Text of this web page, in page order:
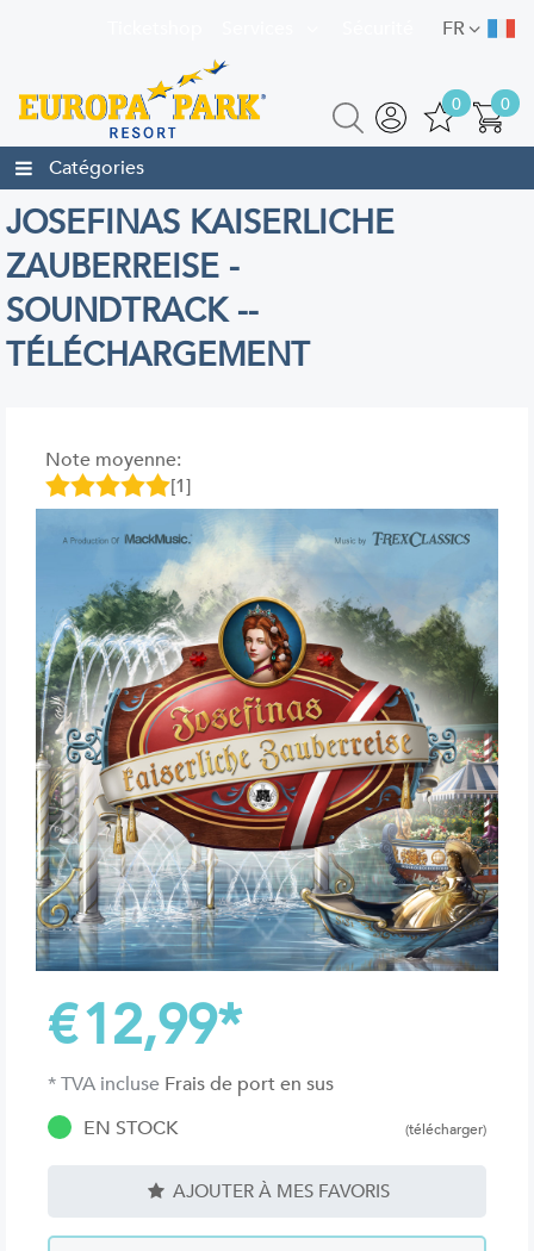
FR
0
0
Catégories
JOSEFINAS KAISERLICHE
ZAUBERREISE -
SOUNDTRACK --
TÉLÉCHARGEMENT
Note moyenne:
[1]
€12,99*
* TVA incluse Frais de port en sus
EN STOCK
(télécharger)
AJOUTER À MES FAVORIS